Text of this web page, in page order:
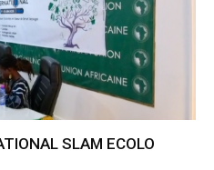
SLAM ECOLO